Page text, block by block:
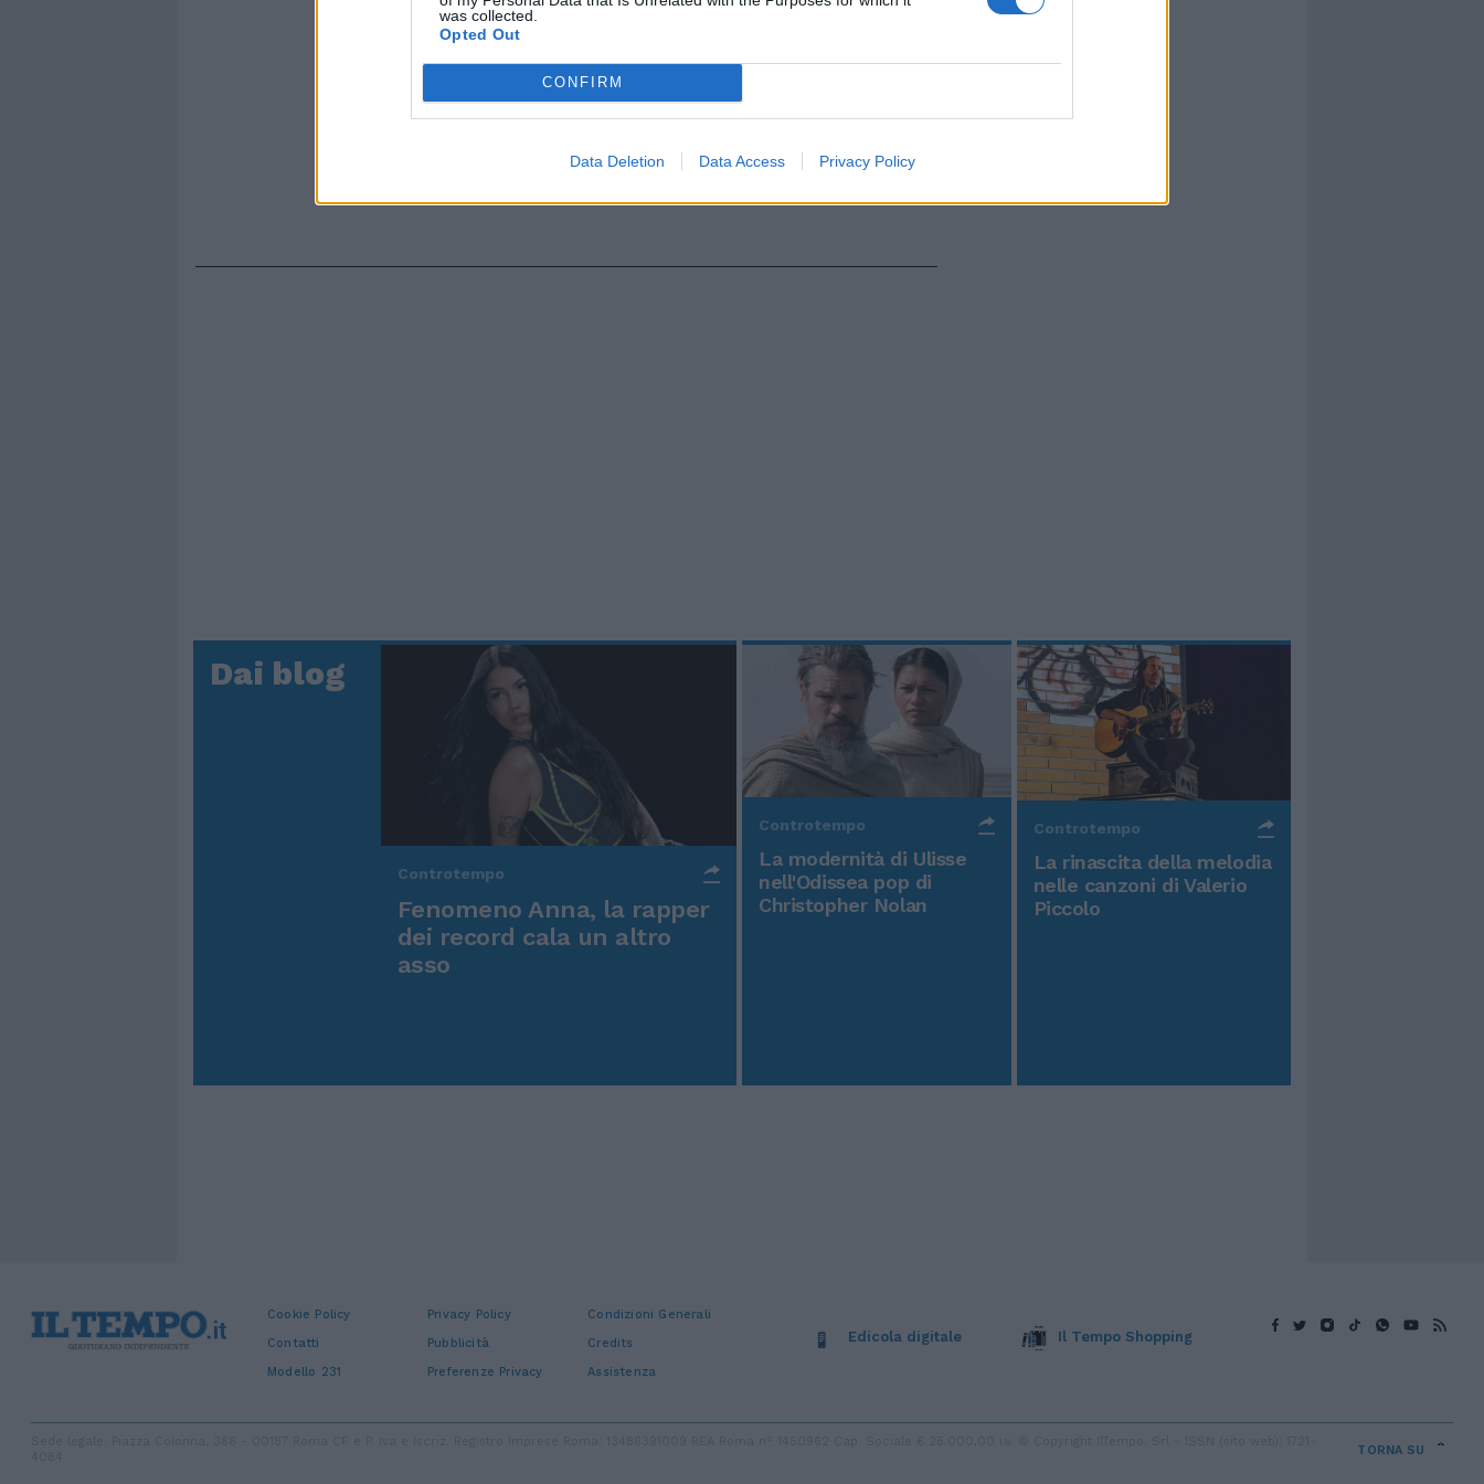
was collected.
Opted Out
CONFIRM
Data Deletion Data Access Privacy Policy
Dai blog
Controtempo
Fenomeno Anna, la rapper
dei record cala un altro
asso
Controtempo
La modernità di Ulisse
nell'Odissea pop di
Christopher Nolan
Controtempo
La rinascita della melodia
nelle canzoni di Valerio
Piccolo
Cookie Policy Privacy Policy
Condizioni Generali
Contatti
Pubblicità
Credits
Modello 231
Preferenze Privacy Assistenza
Edicola digitale Il Tempo Shopping
TORNA SU